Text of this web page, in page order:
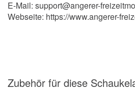
E-Mail: support@angerer-
Webseite: https://www.angerer-
Zubehör für diese